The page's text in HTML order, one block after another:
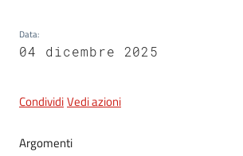
5x1000
Servizi
line
Data:
04 dicembre 2025
CondividiVedi azioni
Argomenti